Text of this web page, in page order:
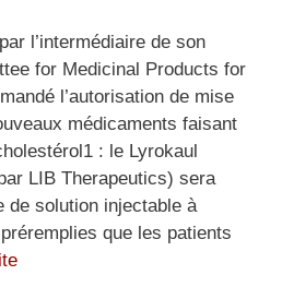
l’intermédiaire de son
for Medicinal Products for
l’autorisation de mise
médicaments faisant
: le Lyrokaul
LIB Therapeutics) sera
de solution injectable à
que les patients